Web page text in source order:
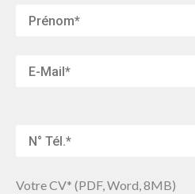
Votre CV* (PDF, Word, 8MB)